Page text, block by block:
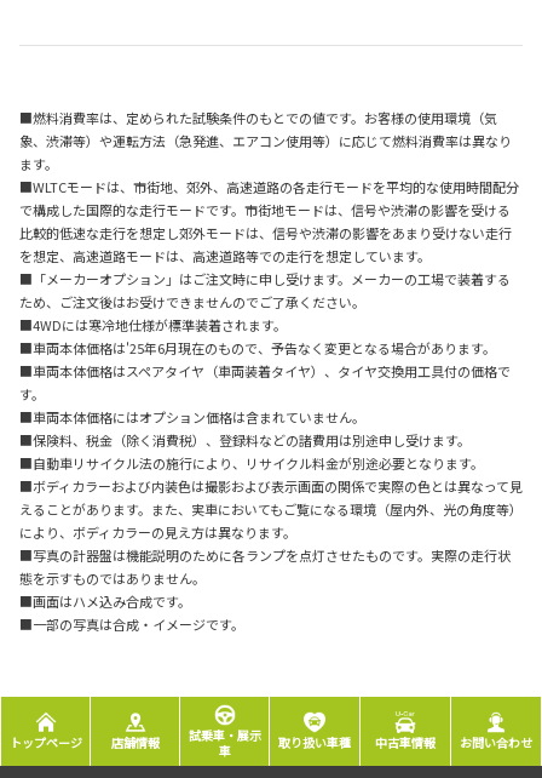
■燃料消費率は、定められた試験条件のもとでの値です。お客様の使用環境（気
象、渋滞等）や運転方法（急発進、エアコン使用等）に応じて燃料消費率は異なり
ます。
■WLTCモードは、市街地、郊外、高速道路の各走行モードを平均的な使用時間配分
で構成した国際的な走行モードです。市街地モードは、信号や渋滞の影響を受ける
比較的低速な走行を想定し郊外モードは、信号や渋滞の影響をあまり受けない走行
を想定、高速道路モードは、高速道路等での走行を想定しています。
■「メーカーオプション」はご注文時に申し受けます。メーカーの工場で装着する
ため、ご注文後はお受けできませんのでご了承ください。
■4WDには寒冷地仕様が標準装着されます。
■車両本体価格は'25年6月現在のもので、予告なく変更となる場合があります。
■車両本体価格はスペアタイヤ（車両装着タイヤ）、タイヤ交換用工具付の価格で
す。
■車両本体価格にはオプション価格は含まれていません。
■保険料、税金（除く消費税）、登録料などの諸費用は別途申し受けます。
■自動車リサイクル法の施行により、リサイクル料金が別途必要となります。
■ボディカラーおよび内装色は撮影および表示画面の関係で実際の色とは異なって見
えることがあります。また、実車においてもご覧になる環境（屋内外、光の角度等）
により、ボディカラーの見え方は異なります。
■写真の計器盤は機能説明のために各ランプを点灯させたものです。実際の走行状
態を示すものではありません。
■画面はハメ込み合成です。
■一部の写真は合成・イメージです。
トップページ 店舗情報
試乗車・展示
車
取り扱い車種 中古車情報 お問い合わせ